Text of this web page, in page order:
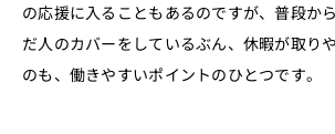
の応援に入ることもあるのですが、普段か
だ人のカバーをしているぶん、休暇が取り
のも、働きやすいポイントのひとつです。